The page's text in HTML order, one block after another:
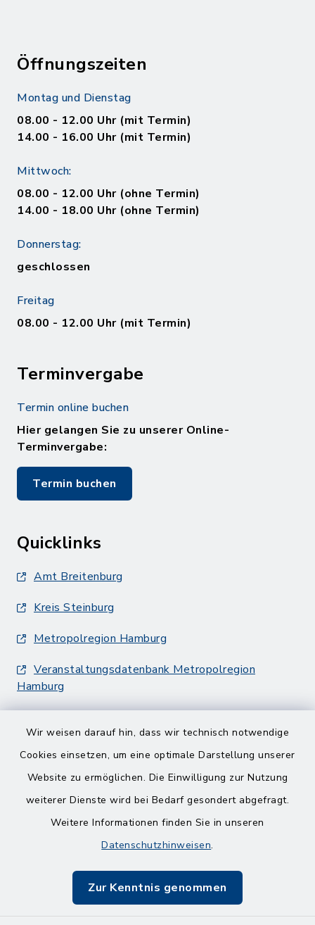
Wir weisen darauf hin, dass wir technisch notwendige
Cookies einsetzen, um eine optimale Darstellung unserer
Website zu ermöglichen. Die Einwilligung zur Nutzung
weiterer Dienste wird bei Bedarf gesondert abgefragt.
Weitere Informationen finden Sie in unseren
Datenschutzhinweisen.
Zur Kenntnis genommen
Öffnungszeiten
Montag und Dienstag
08.00 - 12.00 Uhr (mit Termin)
14.00 - 16.00 Uhr (mit Termin)
Mittwoch:
08.00 - 12.00 Uhr (ohne Termin)
14.00 - 18.00 Uhr (ohne Termin)
Donnerstag:
geschlossen
Freitag
08.00 - 12.00 Uhr (mit Termin)
Terminvergabe
Termin online buchen
Hier gelangen Sie zu unserer Online-
Terminvergabe:
Termin buchen
Quicklinks
Amt Breitenburg
Kreis Steinburg
Metropolregion Hamburg
Veranstaltungsdatenbank Metropolregion
Hamburg
Barrierefreiheit
Impressum